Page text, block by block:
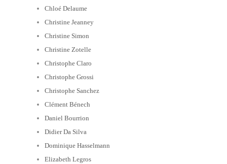
Chloé Delaume
Christine Jeanney
Christine Simon
Christine Zotelle
Christophe Claro
Christophe Grossi
Christophe Sanchez
Clément Bénech
Daniel Bourrion
Didier Da Silva
Dominique Hasselmann
Elizabeth Legros